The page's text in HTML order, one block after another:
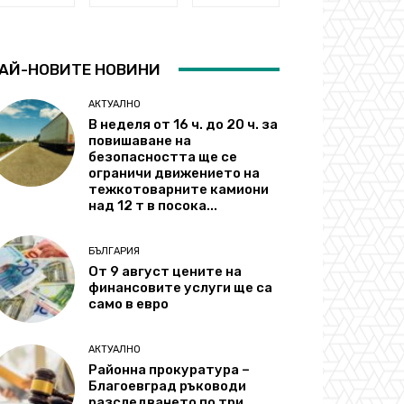
НОВИТЕ НОВИНИ
АКТУАЛНО
В неделя от 16 ч. до 20 ч. за
повишаване на
безопасността ще се
ограничи движението на
тежкотоварните камиони
над 12 т в посока...
БЪЛГАРИЯ
От 9 август цените на
финансовите услуги ще са
само в евро
АКТУАЛНО
Районна прокуратура –
Благоевград ръководи